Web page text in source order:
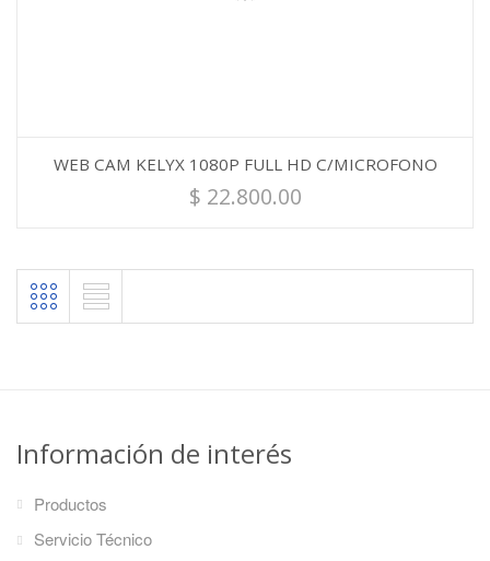
WEB CAM KELYX 1080P FULL HD C/MICROFONO
$ 22.800.00
Información de interés
Productos
Servicio Técnico